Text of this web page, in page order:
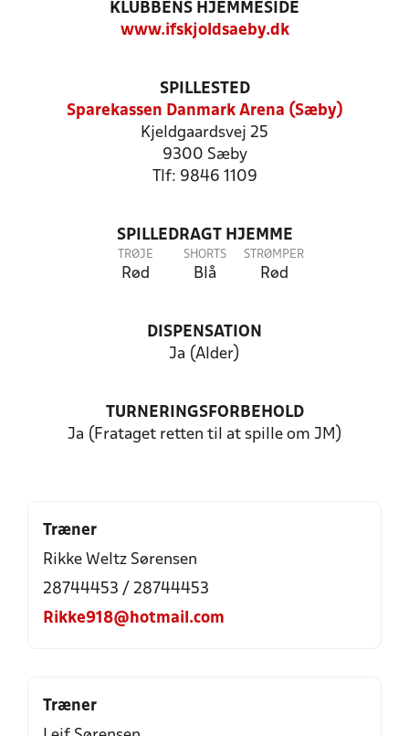
KLUBBENS HJEMMESIDE
www.ifskjoldsaeby.dk
SPILLESTED
Sparekassen Danmark Arena (Sæby)
Kjeldgaardsvej 25
9300 Sæby
Tlf: 9846 1109
SPILLEDRAGT HJEMME
TRØJE
Rød
SHORTS
Blå
STRØMPER
Rød
DISPENSATION
Ja (Alder)
TURNERINGSFORBEHOLD
Ja (Frataget retten til at spille om JM)
Træner
Rikke Weltz Sørensen
28744453 / 28744453
Rikke918@hotmail.com
Træner